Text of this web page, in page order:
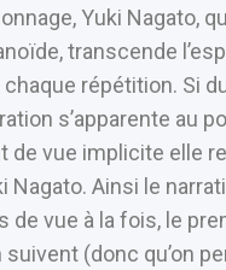
Yuki Nagato,
transcende
répétition. Si
s’apparente au
de vue implicite elle
Nagato. Ainsi le
de vue à la fois, le
suivent (donc qu’on